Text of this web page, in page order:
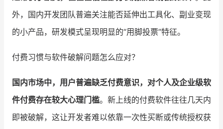
外，国内开发团队普遍关注能否延伸出工具化、副业变现
的小产品，研发模式呈现明显的“用脚投票”特征。
付费习惯与软件破解问题怎么应对？
国内市场中，用户普遍缺乏付费意识，对个人及企业级软
件付费存在较大心理门槛。新上线的付费软件往往几天内
即被破解，这让开发者难以依靠一次性买断或传统授权获